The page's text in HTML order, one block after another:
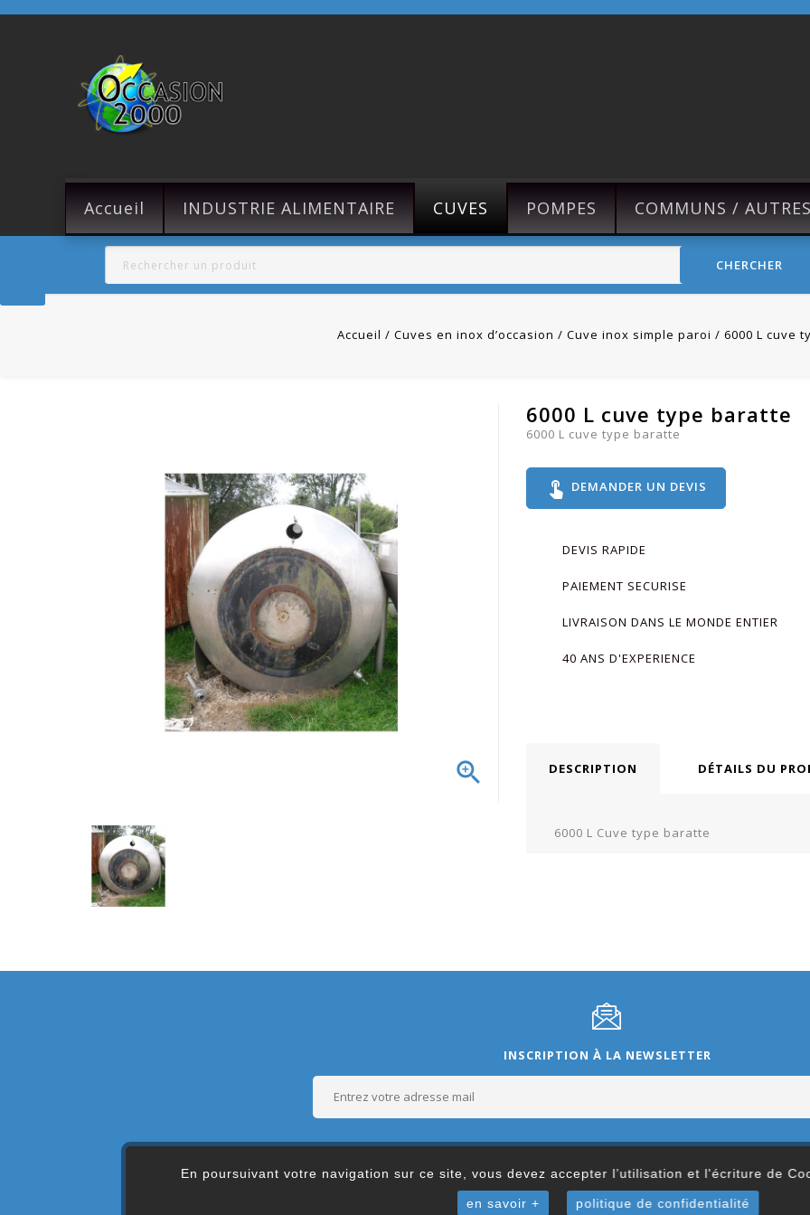
En poursuivant votre navigation sur ce site, vous devez accepter l’utilisation et l'écriture de
en savoir + politique de confidentialité
Accueil INDUSTRIE ALIMENTAIRE CUVES POMPES COMMUNS /
CHERCHER
Accueil Cuves en inox d’occasion Cuve inox simple paroi 6000 L cuve

6000 L cuve type baratte
6000 L cuve type baratte
touch_app DEMANDER UN DEVIS
DEVIS RAPIDE
PAIEMENT SECURISE
LIVRAISON DANS LE MONDE ENTIER
40 ANS D'EXPERIENCE
DESCRIPTION DÉTAILS DU
6000 L Cuve type baratte
INSCRIPTION À LA NEWSLETTER